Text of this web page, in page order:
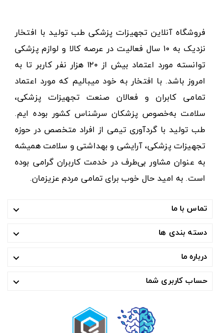
فروشگاه آنلاین تجهیزات پزشکی طب تولید با افتخار
نزدیک به ۱۰ سال فعالیت در عرصه کالا و لوازم پزشکی
توانسته مورد اعتماد بیش از ۱۲۰ هزار نفر کاربر تا به
امروز باشد. با افتخار به خود میبالیم که مورد اعتماد
تمامی کابران و فعالان صنعت تجهیزات پزشکی،
سلامت به‌خصوص پزشکان سرشناس کشور بوده ایم.
طب تولید با گردآوری تیمی از افراد متخصص در حوزه
تجهیزات پزشکی، آرایشی و بهداشتی و سلامت همیشه
به عنوان مشاور بی‌طرف در خدمت کاربران گرامی بوده
است. به امید حال خوب برای تمامی مردم عزیزمان.
تماس با ما 
دسته بندی ها 
درباره ما 
حساب کاربری شما 